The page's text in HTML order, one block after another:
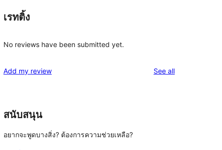
เรทติ้ง
No reviews have been submitted yet.
Add my review See allreviews
สนับสนุน
อยากจะพูดบางสิ่ง? ต้องการความช่วยเหลือ?